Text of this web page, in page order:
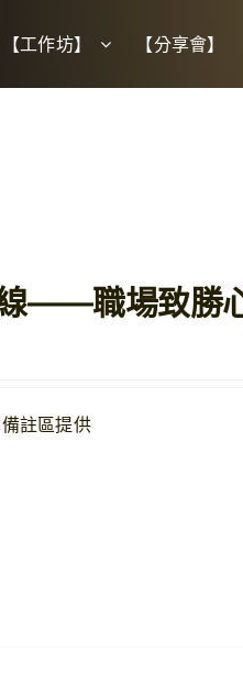
【工作坊】 【分享會】
——職場致勝
註區提供